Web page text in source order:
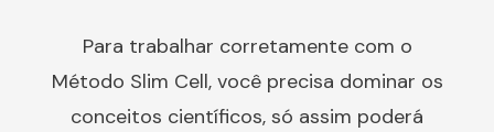
Para trabalhar corretamente com o
Método Slim Cell, você precisa dominar os
conceitos científicos, só assim poderá